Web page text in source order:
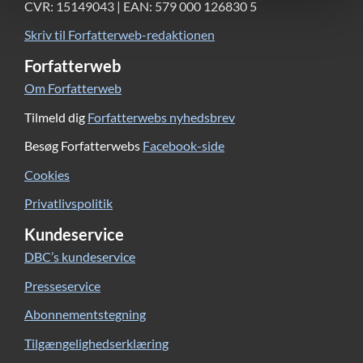
CVR: 15149043 | EAN: 579 000 126830 5
Skriv til Forfatterweb-redaktionen
Forfatterweb
Om Forfatterweb
Tilmeld dig Forfatterwebs nyhedsbrev
Besøg Forfatterwebs Facebook-side
Cookies
Privatlivspolitik
Kundeservice
DBC’s kundeservice
Presseservice
Abonnementstegning
Tilgængelighedserklæring